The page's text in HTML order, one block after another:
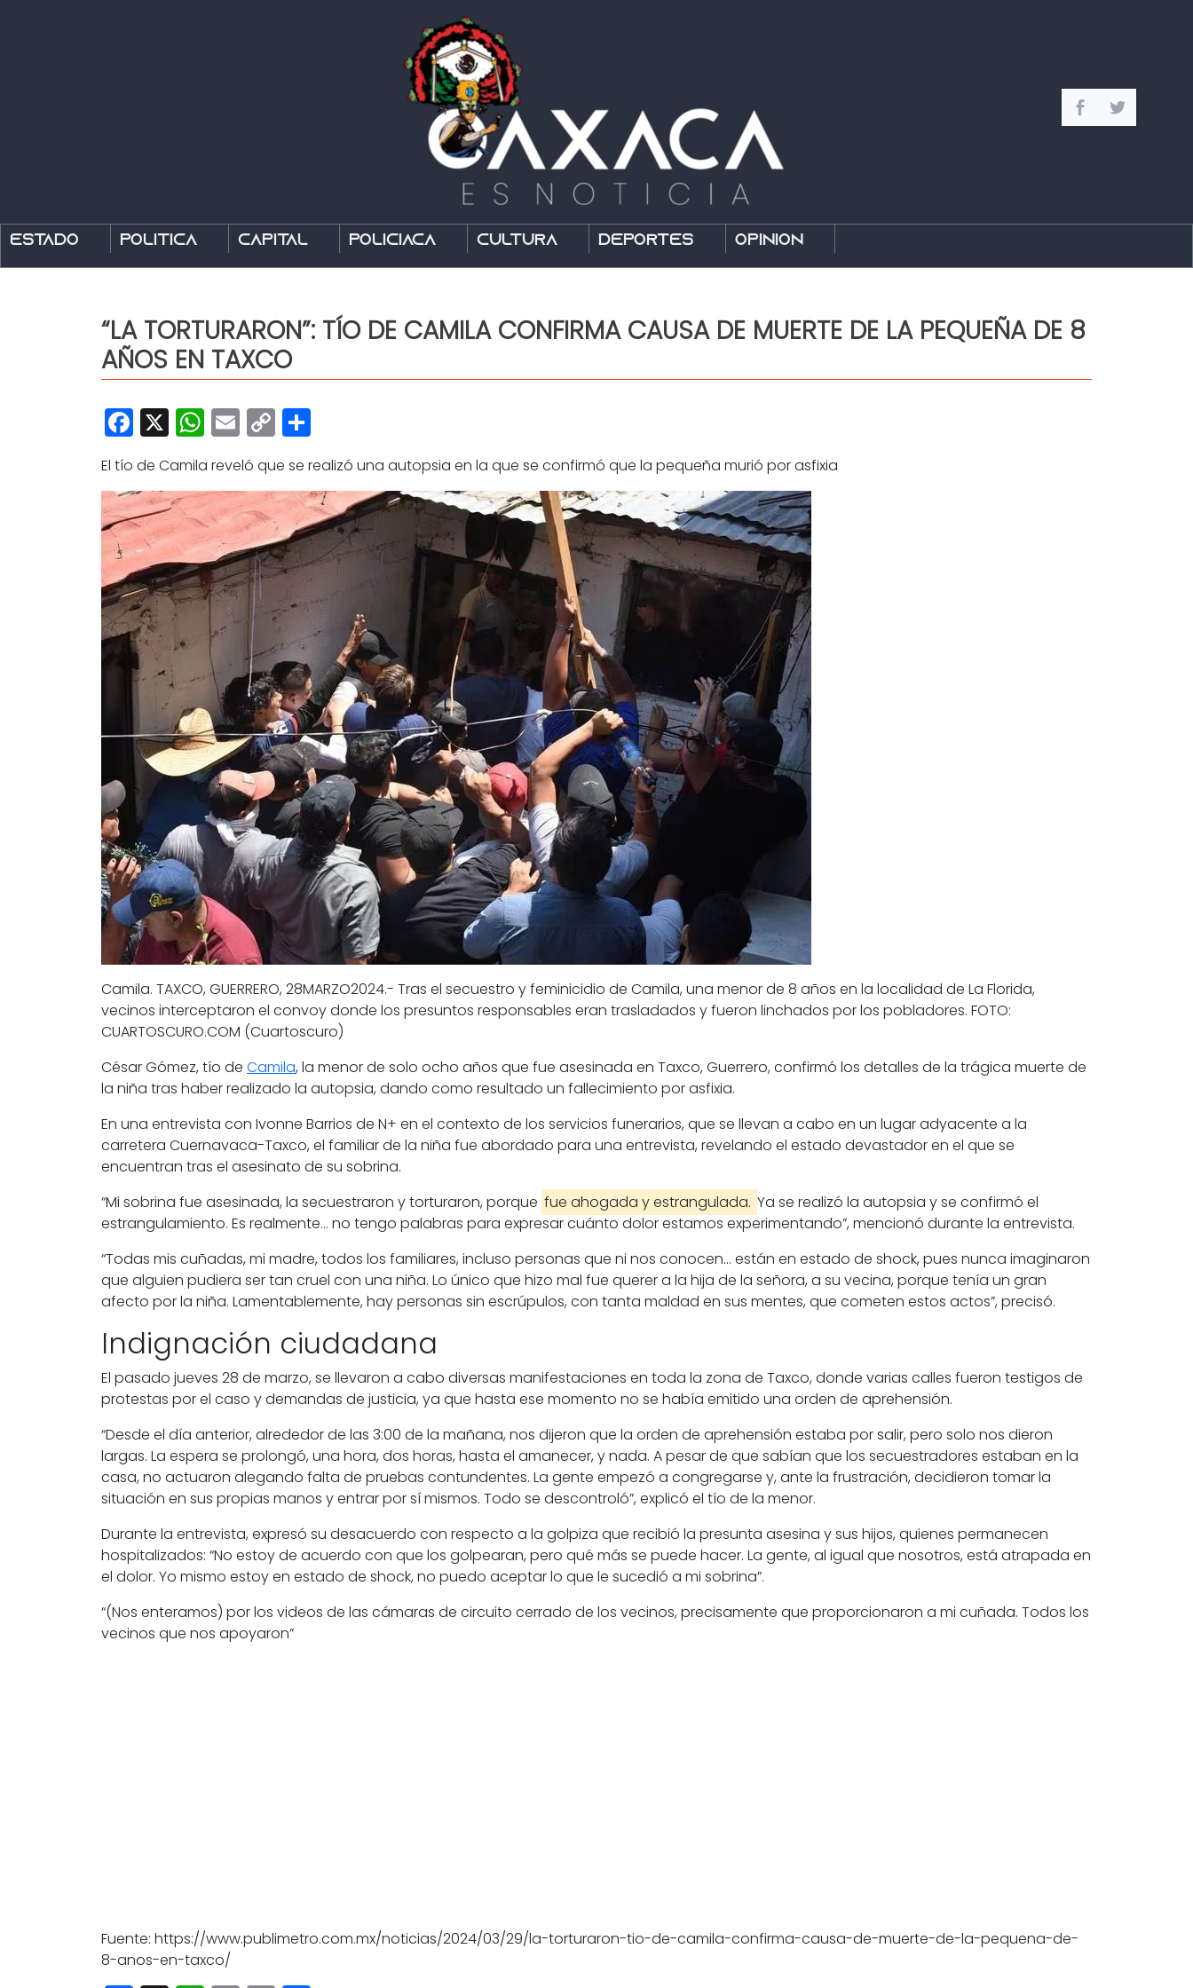
Estado Política Capital Policíaca Cultura Deportes Opinión
“LA TORTURARON”: TÍO DE CAMILA CONFIRMA CAUSA DE MUERTE DE LA PEQUEÑA DE 8
AÑOS EN TAXCO
Facebook
X WhatsApp
Email
Copy
Link
El tío de Camila reveló que se realizó una autopsia en la que se confirmó que la pequeña murió por asfixia
Camila. TAXCO, GUERRERO, 28MARZO2024.- Tras el secuestro y feminicidio de Camila, una menor de 8 años en la localidad de La Florida,
vecinos interceptaron el convoy donde los presuntos responsables eran trasladados y fueron linchados por los pobladores. FOTO:
CUARTOSCURO.COM (Cuartoscuro)
César Gómez, tío de Camila, la menor de solo ocho años que fue asesinada en Taxco, Guerrero, confirmó los detalles de la trágica muerte de
la niña tras haber realizado la autopsia, dando como resultado un fallecimiento por asfixia.
En una entrevista con Ivonne Barrios de N+ en el contexto de los servicios funerarios, que se llevan a cabo en un lugar adyacente a la
carretera Cuernavaca-Taxco, el familiar de la niña fue abordado para una entrevista, revelando el estado devastador en el que se
encuentran tras el asesinato de su sobrina.
“Mi sobrina fue asesinada, la secuestraron y torturaron, porque fue ahogada y estrangulada. Ya se realizó la autopsia y se confirmó el
estrangulamiento. Es realmente… no tengo palabras para expresar cuánto dolor estamos experimentando”, mencionó durante la entrevista.
“Todas mis cuñadas, mi madre, todos los familiares, incluso personas que ni nos conocen… están en estado de shock, pues nunca imaginaron
que alguien pudiera ser tan cruel con una niña. Lo único que hizo mal fue querer a la hija de la señora, a su vecina, porque tenía un gran
afecto por la niña. Lamentablemente, hay personas sin escrúpulos, con tanta maldad en sus mentes, que cometen estos actos”, precisó.
Indignación ciudadana
El pasado jueves 28 de marzo, se llevaron a cabo diversas manifestaciones en toda la zona de Taxco, donde varias calles fueron testigos de
protestas por el caso y demandas de justicia, ya que hasta ese momento no se había emitido una orden de aprehensión.
“Desde el día anterior, alrededor de las 3:00 de la mañana, nos dijeron que la orden de aprehensión estaba por salir, pero solo nos dieron
largas. La espera se prolongó, una hora, dos horas, hasta el amanecer, y nada. A pesar de que sabían que los secuestradores estaban en la
casa, no actuaron alegando falta de pruebas contundentes. La gente empezó a congregarse y, ante la frustración, decidieron tomar la
situación en sus propias manos y entrar por sí mismos. Todo se descontroló”, explicó el tío de la menor.
Durante la entrevista, expresó su desacuerdo con respecto a la golpiza que recibió la presunta asesina y sus hijos, quienes permanecen
hospitalizados: “No estoy de acuerdo con que los golpearan, pero qué más se puede hacer. La gente, al igual que nosotros, está atrapada en
el dolor. Yo mismo estoy en estado de shock, no puedo aceptar lo que le sucedió a mi sobrina”.
“(Nos enteramos) por los videos de las cámaras de circuito cerrado de los vecinos, precisamente que proporcionaron a mi cuñada. Todos los
vecinos que nos apoyaron”
Fuente: https://www.publimetro.com.mx/noticias/2024/03/29/la-torturaron-tio-de-camila-confirma-causa-de-muerte-de-la-pequena-de-
8-anos-en-taxco/